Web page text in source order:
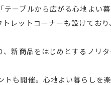
ーブルから広がる心地よい
レットコーナーも設けてお
商品をはじめとするノリ
も開催。心地よい暮らしを